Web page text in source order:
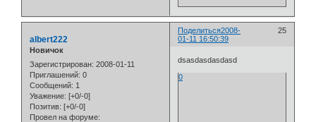
Поделиться 25
2008-
01-11 16:50:39
albert222
Новичок
Зарегистрирован: 2008-01-11
Приглашений: 0
Сообщений: 1
Уважение: [+0/-0]
Позитив: [+0/-0]
Провел на форуме:
dsasdasdasdasd
0